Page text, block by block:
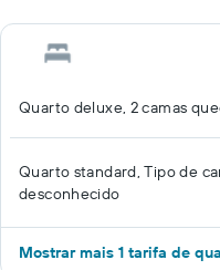
Quarto deluxe, 2 camas
Quarto standard, Tipo de
desconhecido
Mostrar mais 1 tarifa de